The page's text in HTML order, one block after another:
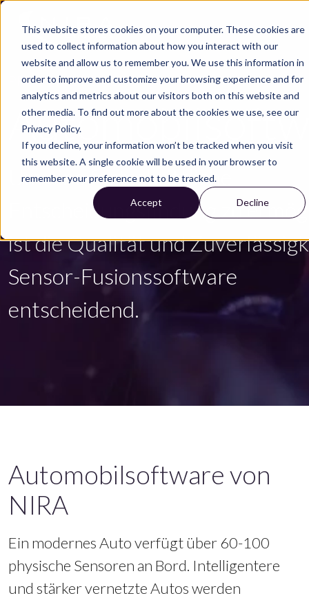
This website stores cookies on your computer. These cookies are
used to collect information about how you interact with our
website and allow us to remember you. We use this information in
order to improve and customize your browsing experience and for
analytics and metrics about our visitors both on this website and
other media. To find out more about the cookies we use, see our
Privacy Policy.
If you decline, your information won’t be tracked when you visit
this website. A single cookie will be used in your browser to
remember your preference not to be tracked.
Accept Decline
Skip to main content
PRODUKTSEGMENT
Um eine fortschrittliche
Entscheidungsfindung zu
ist die Qualität und
Sensor-Fusionssoftware
entscheidend.
Automobilsoftware von
NIRA
Ein modernes Auto verfügt über 60-100
physische Sensoren an Bord. Intelligentere
und stärker vernetzte Autos werden